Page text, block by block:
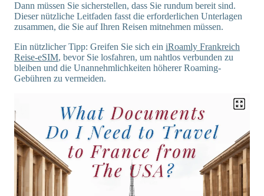
Dann müssen Sie sicherstellen, dass Sie rundum bereit sind.
Dieser nützliche Leitfaden fasst die erforderlichen Unterlagen
zusammen, die Sie auf Ihren Reisen mitnehmen müssen.
Ein nützlicher Tipp: Greifen Sie sich ein iRoamly Frankreich
Reise-eSIM, bevor Sie losfahren, um nahtlos verbunden zu
bleiben und die Unannehmlichkeiten höherer Roaming-
Gebühren zu vermeiden.